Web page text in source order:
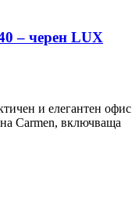
– черен LUX
и елегантен офис
Carmen, включваща